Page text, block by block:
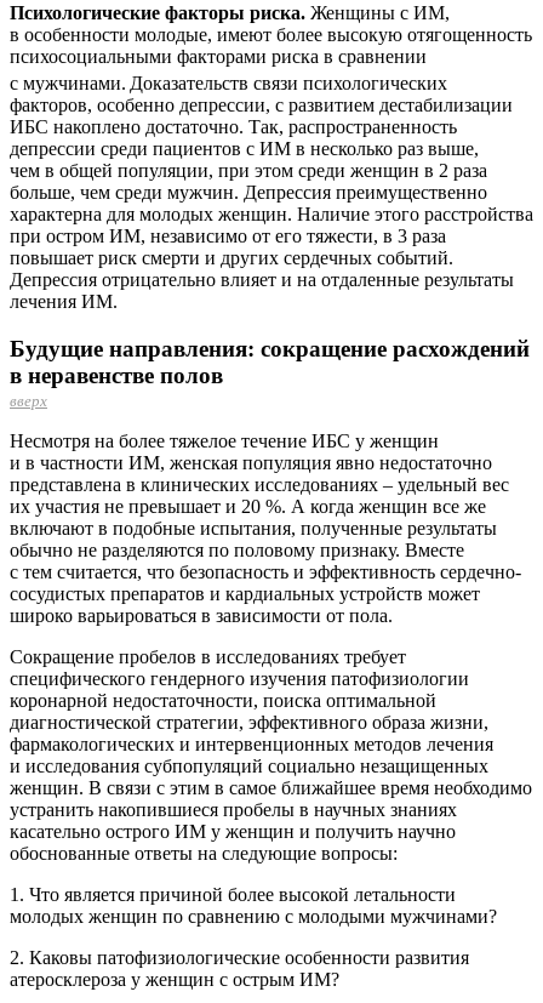
Психологические факторы риска. Женщины с ИМ,
в особенности молодые, имеют более высокую отягощенность
психосоциальными факторами риска в сравнении
с мужчинами. Доказательств связи психологических
факторов, особенно депрессии, с развитием дестабилизации
ИБС накоплено достаточно. Так, распространенность
депрессии среди пациентов с ИМ в несколько раз выше,
чем в общей популяции, при этом среди женщин в 2 раза
больше, чем среди мужчин. Депрессия преимущественно
характерна для молодых женщин. Наличие этого расстройства
при остром ИМ, независимо от его тяжести, в 3 раза
повышает риск смерти и других сердечных событий.
Депрессия отрицательно влияет и на отдаленные результаты
лечения ИМ.
Будущие направления: сокращение расхождений
в неравенстве полов
вверх
Несмотря на более тяжелое течение ИБС у женщин
и в частности ИМ, женская популяция явно недостаточно
представлена в клинических исследованиях – удельный вес
их участия не превышает и 20 %. А когда женщин все же
включают в подобные испытания, полученные результаты
обычно не разделяются по половому признаку. Вместе
с тем считается, что безопасность и эффективность сердечно-
сосудистых препаратов и кардиальных устройств может
широко варьироваться в зависимости от пола.
Сокращение пробелов в исследованиях требует
специфического гендерного изучения патофизиологии
коронарной недостаточности, поиска оптимальной
диагностической стратегии, эффективного образа жизни,
фармакологических и интервенционных методов лечения
и исследования субпопуляций социально незащищенных
женщин. В связи с этим в самое ближайшее время необходимо
устранить накопившиеся пробелы в научных знаниях
касательно острого ИМ у женщин и получить научно
обоснованные ответы на следующие вопросы:
1. Что является причиной более высокой летальности
молодых женщин по сравнению с молодыми мужчинами?
2. Каковы патофизиологические особенности развития
атеросклероза у женщин с острым ИМ?